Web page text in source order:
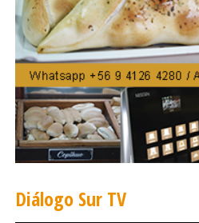
Diálogo Sur TV